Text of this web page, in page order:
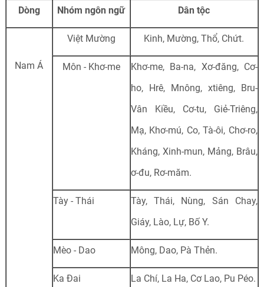
Dòng Nhóm ngôn ngữ Dân tộc
Nam Á
Việt Mường Kinh, Mường, Thổ, Chứt.
Môn - Khơ-me
Khơ-me, Ba-na, Xơ-đăng, Cơ-
ho, Hrê, Mnông, xtiêng, Bru-
Vân Kiều, Cơ-tu, Giẻ-Triêng,
Mạ, Khơ-mú, Co, Tà-ôi, Chơ-ro,
Kháng, Xinh-mun, Mảng, Brâu,
ơ-đu, Rơ-măm.
Tày - Thái
Tày, Thái, Nùng, Sán Chay,
Giáy, Lào, Lự, Bố Y.
Mèo - Dao Mông, Dao, Pà Thẻn.
Ka Đai La Chí, La Ha, Cơ Lao, Pu Péo.